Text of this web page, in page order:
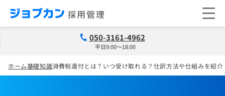
050-3161-4962
平日9:00～18:00
ホーム基礎知識消費税還付とは？いつ受け取れる？仕訳方法や仕組みを紹介